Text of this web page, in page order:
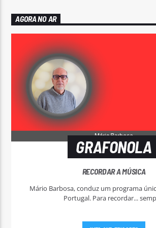
AGORA NO AR
GRAFONOLA
RECORDAR A MÚSICA
Mário Barbosa, conduz um programa
Portugal. Para recordar...